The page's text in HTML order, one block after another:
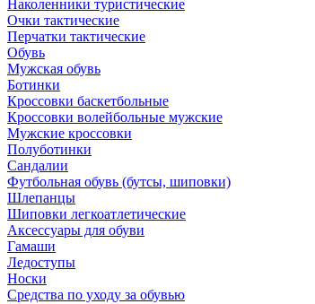
Наколенники туристические
Очки тактические
Перчатки тактические
Обувь
Мужская обувь
Ботинки
Кроссовки баскетбольные
Кроссовки волейбольные мужские
Мужские кроссовки
Полуботинки
Сандалии
Футбольная обувь (бутсы, шиповки)
Шлепанцы
Шиповки легкоатлетические
Аксессуары для обуви
Гамаши
Ледоступы
Носки
Средства по уходу за обувью